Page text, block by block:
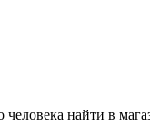
найти в